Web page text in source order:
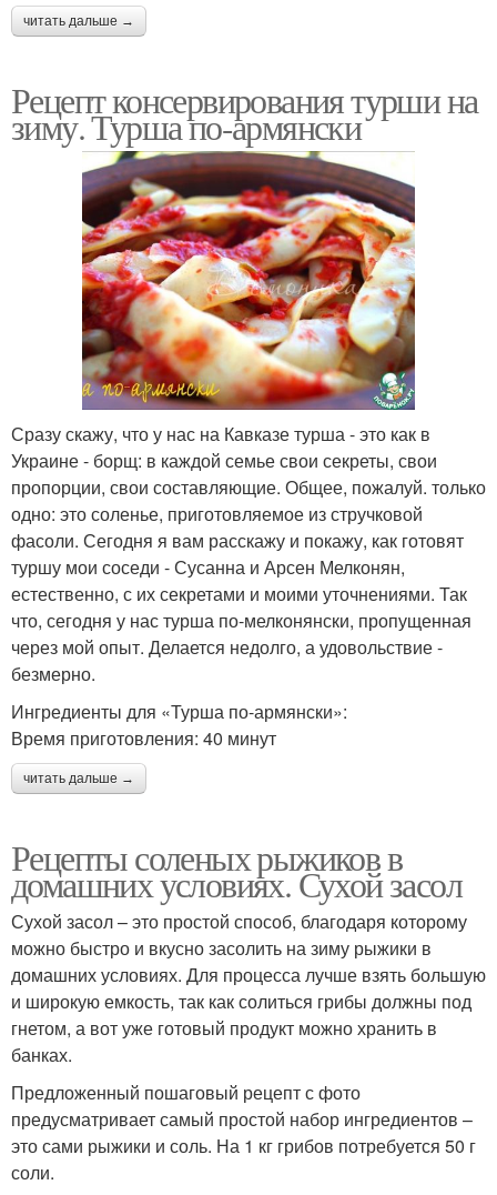
читать дальше →
Рецепт консервирования турши на
зиму. Турша по-армянски
Сразу скажу, что у нас на Кавказе турша - это как в
Украине - борщ: в каждой семье свои секреты, свои
пропорции, свои составляющие. Общее, пожалуй. только
одно: это соленье, приготовляемое из стручковой
фасоли. Сегодня я вам расскажу и покажу, как готовят
туршу мои соседи - Сусанна и Арсен Мелконян,
естественно, с их секретами и моими уточнениями. Так
что, сегодня у нас турша по-мелконянски, пропущенная
через мой опыт. Делается недолго, а удовольствие -
безмерно.
Ингредиенты для «Турша по-армянски»:
Время приготовления: 40 минут
читать дальше →
Рецепты соленых рыжиков в
домашних условиях. Сухой засол
Сухой засол – это простой способ, благодаря которому
можно быстро и вкусно засолить на зиму рыжики в
домашних условиях. Для процесса лучше взять большую
и широкую емкость, так как солиться грибы должны под
гнетом, а вот уже готовый продукт можно хранить в
банках.
Предложенный пошаговый рецепт с фото
предусматривает самый простой набор ингредиентов –
это сами рыжики и соль. На 1 кг грибов потребуется 50 г
соли.